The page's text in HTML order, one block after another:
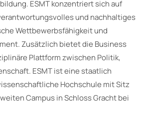
ESMT konzentriert sich auf
und nachhaltiges
Wettbewerbsfähigkeit und
Zusätzlich bietet die Business
Plattform zwischen Politik,
ESMT ist eine staatlich
Hochschule mit Sitz
Campus in Schloss Gracht bei